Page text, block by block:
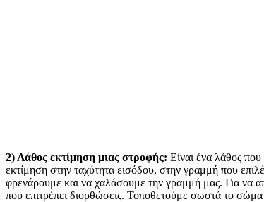
2) Λάθος εκτίμηση μιας στροφής: Είναι ένα λάθος
εκτίμηση στην ταχύτητα εισόδου, στην γραμμή που
φρενάρουμε και να χαλάσουμε την γραμμή μας. Για να
που επιτρέπει διορθώσεις. Τοποθετούμε σωστά το